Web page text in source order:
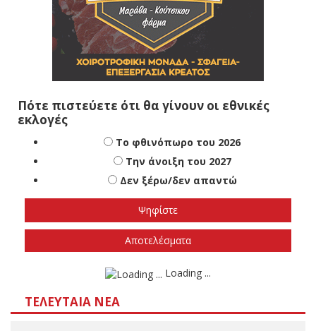
Πότε πιστεύετε ότι θα γίνουν οι εθνικές
εκλογές
Το φθινόπωρο του 2026
Την άνοιξη του 2027
Δεν ξέρω/δεν απαντώ
Αποτελέσματα
Loading ...
Με βαριά καρδιά αποχαιρετά τον ΣΥΡΙΖΑ ο Δημήτρης
Παρθένης
05/08/2026 Τοπικά - Θεσσαλικά